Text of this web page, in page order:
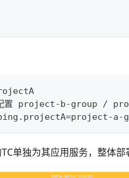
置 project-b-group /
a-
单独为其应用服务，整体部